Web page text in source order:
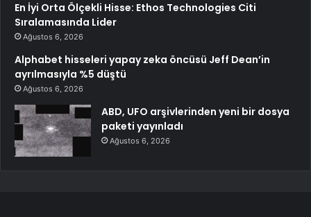
En İyi Orta Ölçekli Hisse: Ethos Technologies Citi
Sıralamasında Lider
Ağustos 6, 2026
Alphabet hisseleri yapay zeka öncüsü Jeff Dean’in
ayrılmasıyla %5 düştü
Ağustos 6, 2026
ABD, UFO arşivlerinden yeni bir dosya
paketi yayınladı
Ağustos 6, 2026